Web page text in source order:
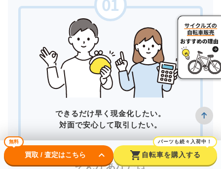
できるだけ早く現金化したい。
対面で安心して取引したい。
そんなあなたは
無料
買取 / 査定はこちら keyboard_arrow_down shopping_cart
パーツも続々入荷中！
自転車を購入する